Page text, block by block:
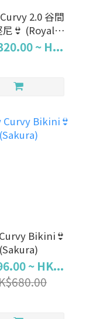
2.0 谷間
尼👙 (Royal
Blue) ~ H...
Bikini👙
(Sakura)
~ HK...